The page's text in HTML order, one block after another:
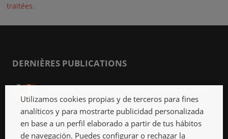
traitées.
DERNIÈRES PUBLICATIONS
Avr 12th, 2018
Serrurier à La Jaca, 24 heures sur 24
Mar 12th, 2018
Utilizamos cookies propias y de terceros para fines
analíticos y para mostrarte publicidad personalizada
en base a un perfil elaborado a partir de tus hábitos
de navegación. Puedes configurar o rechazar la